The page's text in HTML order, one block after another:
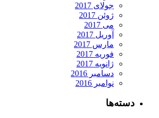
جولای 2017
ژوئن 2017
می 2017
آوریل 2017
مارس 2017
فوریه 2017
ژانویه 2017
دسامبر 2016
نوامبر 2016
دسته‌ها